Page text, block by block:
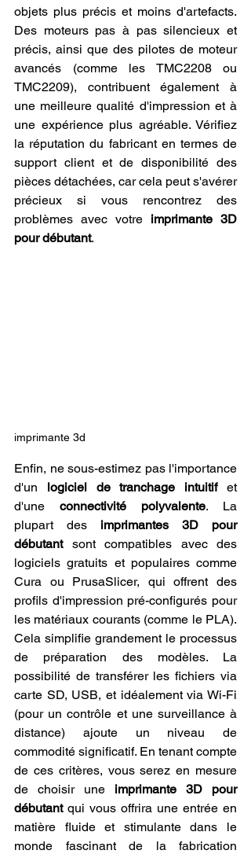
objets plus précis et moins d'artefacts.
Des moteurs pas à pas silencieux et
précis, ainsi que des pilotes de moteur
avancés (comme les TMC2208 ou
TMC2209), contribuent également à
une meilleure qualité d'impression et à
une expérience plus agréable. Vérifiez
la réputation du fabricant en termes de
support client et de disponibilité des
pièces détachées, car cela peut s'avérer
précieux si vous rencontrez des
problèmes avec votre imprimante 3D
pour débutant.
imprimante 3d
Enfin, ne sous-estimez pas l'importance
d'un logiciel de tranchage intuitif et
d'une connectivité polyvalente. La
plupart des imprimantes 3D pour
débutant sont compatibles avec des
logiciels gratuits et populaires comme
Cura ou PrusaSlicer, qui offrent des
profils d'impression pré-configurés pour
les matériaux courants (comme le PLA).
Cela simplifie grandement le processus
de préparation des modèles. La
possibilité de transférer les fichiers via
carte SD, USB, et idéalement via Wi-Fi
(pour un contrôle et une surveillance à
distance) ajoute un niveau de
commodité significatif. En tenant compte
de ces critères, vous serez en mesure
de choisir une imprimante 3D pour
débutant qui vous offrira une entrée en
matière fluide et stimulante dans le
monde fascinant de la fabrication